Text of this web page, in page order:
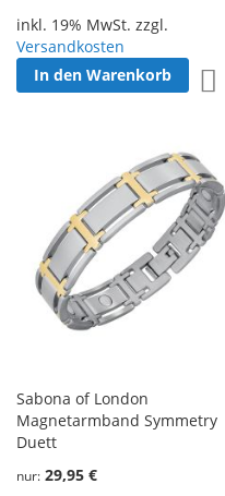
inkl. 19% MwSt. zzgl.
Versandkosten
In den Warenkorb
Sabona of London
Magnetarmband Symmetry
Duett
nur 29,95 €